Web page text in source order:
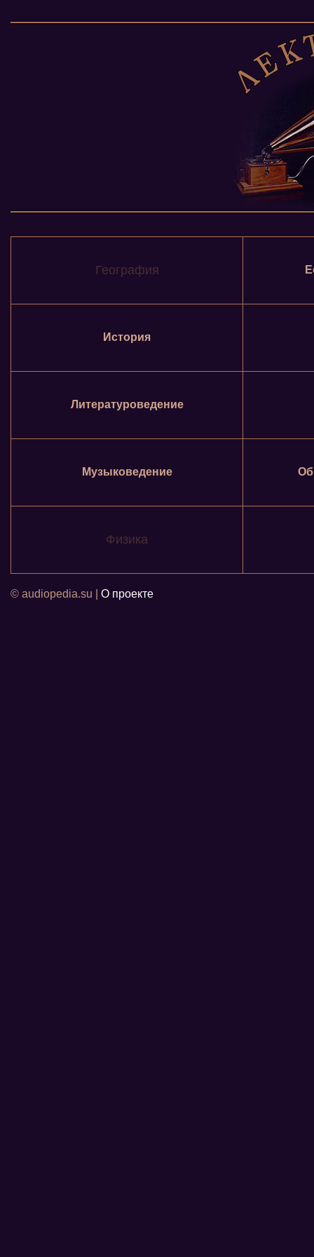
География
История
Литературоведение
Музыковедение
Физика
© audiopedia.su | О проекте